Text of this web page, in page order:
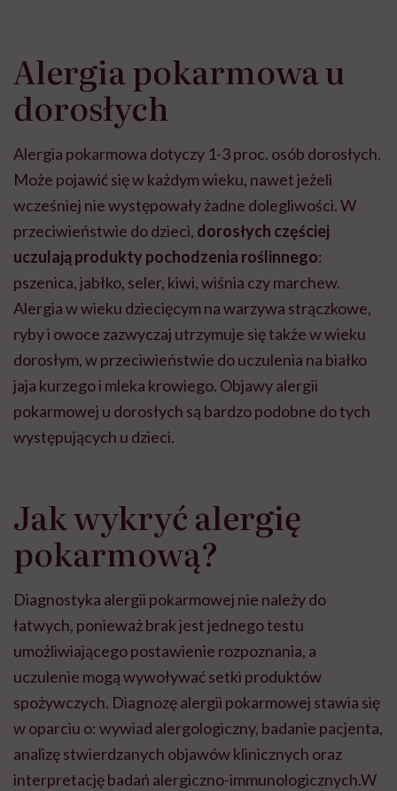
Alergia pokarmowa u
dorosłych
Alergia pokarmowa dotyczy 1-3 proc. osób dorosłych.
Może pojawić się w każdym wieku, nawet jeżeli
wcześniej nie występowały żadne dolegliwości.W
przeciwieństwie do dzieci, dorosłych częściej
uczulają produkty pochodzenia roślinnego:
pszenica, jabłko, seler, kiwi, wiśnia czy marchew.
Alergia w wieku dziecięcym na warzywa strączkowe,
ryby i owoce zazwyczaj utrzymuje się także w wieku
dorosłym, w przeciwieństwie do uczulenia na białko
jaja kurzego i mleka krowiego. Objawy alergii
pokarmowej u dorosłych są bardzo podobne do tych
występujących u dzieci.
Jak wykryć alergię
pokarmową?
Diagnostyka alergii pokarmowej nie należy do
łatwych, ponieważ brak jest jednego testu
umożliwiającego postawienie rozpoznania, a
uczulenie mogą wywoływać setki produktów
spożywczych. Diagnozęalergii pokarmowej stawia się
w oparciu o: wywiad alergologiczny, badanie pacjenta,
analizę stwierdzanych objawów klinicznych oraz
interpretację badań alergiczno-immunologicznych.W